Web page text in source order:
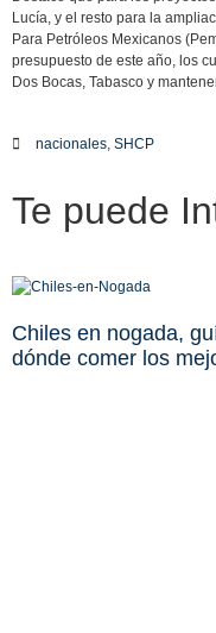
Lucía, y el resto para la
Para Petróleos Mexicanos
presupuesto de este año, los
Dos Bocas, Tabasco y
nacionales, SHCP
Te puede
Chiles en nogada,
dónde comer los